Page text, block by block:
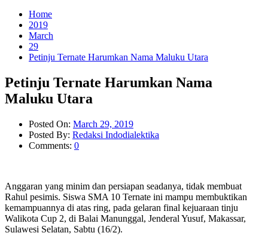
Home
2019
March
29
Petinju Ternate Harumkan Nama Maluku Utara
Petinju Ternate Harumkan Nama
Maluku Utara
Posted On: March 29, 2019
Posted By: Redaksi Indodialektika
Comments: 0
Anggaran yang minim dan persiapan seadanya, tidak membuat
Rahul pesimis. Siswa SMA 10 Ternate ini mampu membuktikan
kemampuannya di atas ring, pada gelaran final kejuaraan tinju
Walikota Cup 2, di Balai Manunggal, Jenderal Yusuf, Makassar,
Sulawesi Selatan, Sabtu (16/2).